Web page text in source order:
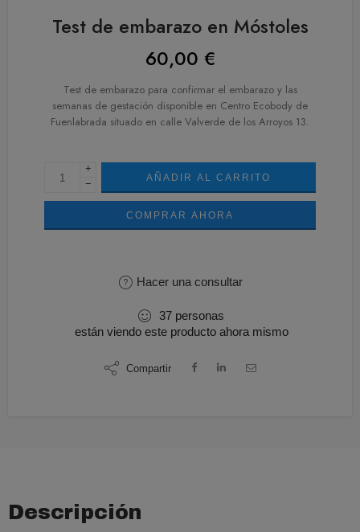
Test de embarazo en Móstoles
60,00 €
Test de embarazo para confirmar el embarazo y las
semanas de gestación disponible en Centro Ecobody de
Fuenlabrada situado en calle Valverde de los Arroyos 13.
+
−
AÑADIR AL CARRITO
COMPRAR AHORA
Hacer una consultar
37 personas
están viendo este producto ahora mismo
Compartir
Descripción